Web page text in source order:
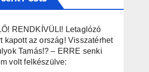
RENDKÍVÜLI! Letaglózó
kapott az ország! Visszatérhet
Tamás!? – ERRE senki
volt felkészülve: